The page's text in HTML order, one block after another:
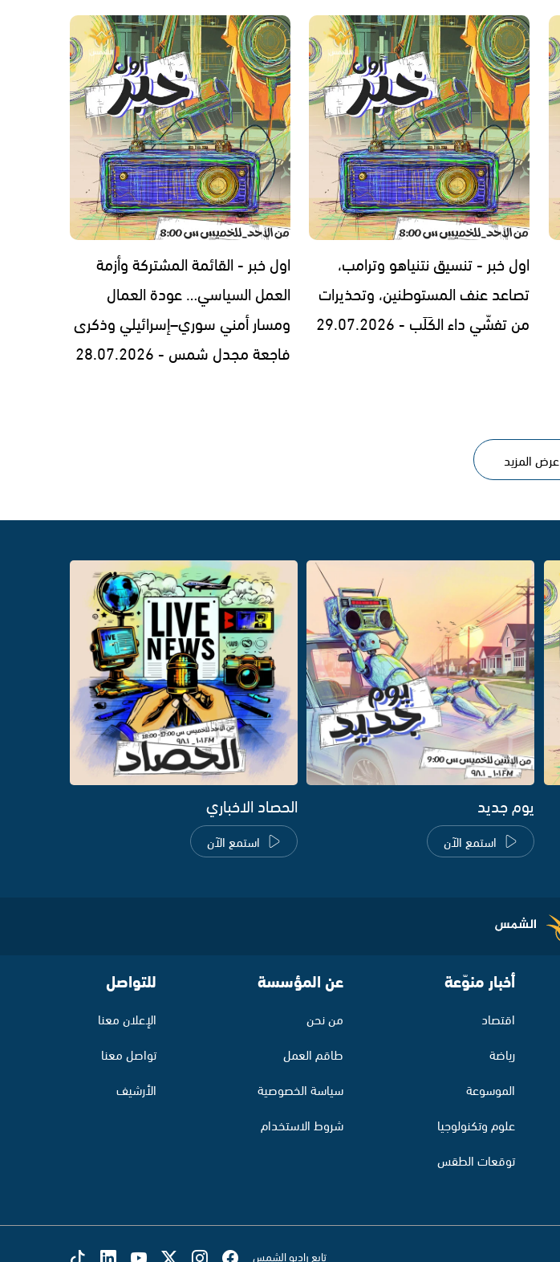
اول خبر - تنسيق نتنياهو وترامب،
تصاعد عنف المستوطنين، وتحذيرات
من تفشّي داء الكَلَب - 29.07.2026
اول خبر - القائمة المشتركة وأزمة
العمل السياسي… عودة العمال
ومسار أمني سوري–إسرائيلي وذكرى
فاجعة مجدل شمس - 28.07.2026
عرض المزيد
يوم جديد
استمع الآن
الحصاد الاخباري
استمع الآن
أخبار منوّعة
اقتصاد
رياضة
الموسوعة
علوم وتكنولوجيا
توقعات الطقس
عن المؤسسة
من نحن
طاقم العمل
سياسة الخصوصية
شروط الاستخدام
للتواصل
الإعلان معنا
تواصل معنا
الأرشيف
تابع راديو الشمس